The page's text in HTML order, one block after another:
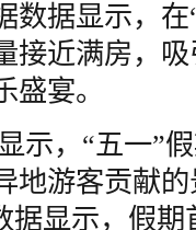
数据显示，
接近满房，
宴。
示，“五一”
地游客贡献
据显示，假